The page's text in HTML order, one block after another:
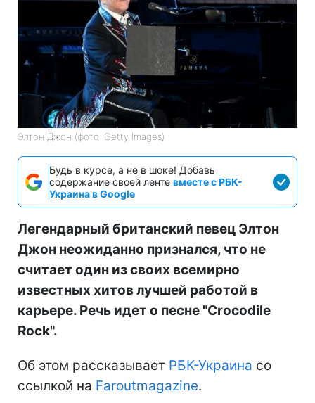
Элтон Джон (фото: Getty Images)
Будь в курсе, а не в шоке! Добавь
содержание своей ленте вместе с РБК-
Украина в Google
Легендарный британский певец Элтон
Джон неожиданно признался, что не
считает один из своих всемирно
известных хитов лучшей работой в
карьере. Речь идет о песне "Crocodile
Rock".
Об этом рассказывает РБК-Украина со
ссылкой на Faroutmagazine.